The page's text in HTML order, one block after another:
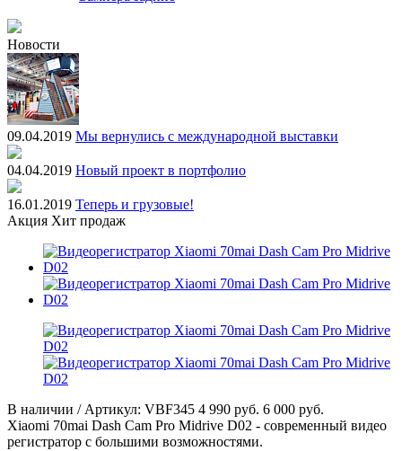
Новости
09.04.2019 Мы вернулись с международной выставки
04.04.2019 Новый проект в портфолио
16.01.2019 Теперь и грузовые!
Акция Хит продаж
В наличии / Артикул: VBF345 4 990 руб. 6 000 руб.
Xiaomi 70mai Dash Cam Pro Midrive D02 - современный видео
регистратор с большими возможностями.